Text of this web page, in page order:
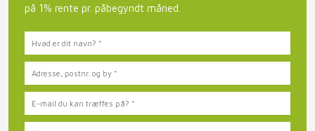
på 1% rente pr. påbegyndt måned.